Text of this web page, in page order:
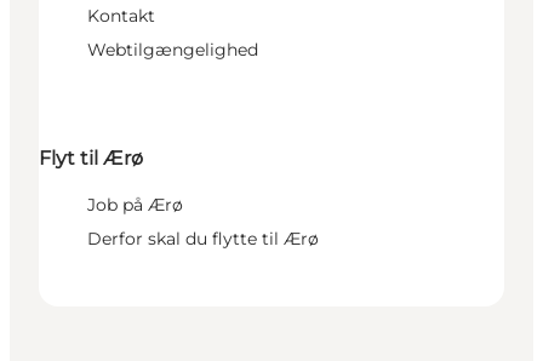
Kontakt
Webtilgængelighed
Flyt til Ærø
Job på Ærø
Derfor skal du flytte til Ærø